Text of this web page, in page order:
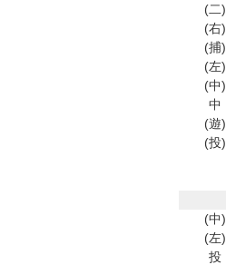
(二)
(右)
(捕)
(左)
(中)
中
(遊)
(投)
(中)
(左)
投